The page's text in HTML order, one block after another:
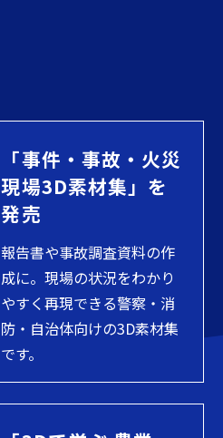
「事件・事故・火災
現場3D素材集」を
発売
報告書や事故調査資料の作
成に。現場の状況をわかり
やすく再現できる警察・消
防・自治体向けの3D素材集
です。